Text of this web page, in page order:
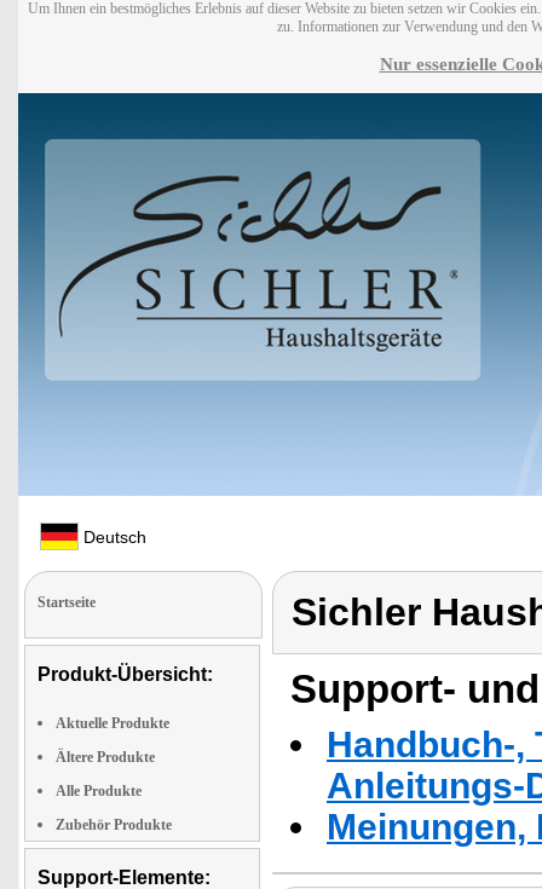
Um Ihnen ein bestmögliches Erlebnis auf dieser Website zu bieten setzen wir Cookies
zu. Informationen zur Verwendung und den
Nur essenzielle
Deutsch
Startseite
Produkt-Übersicht:
Aktuelle Produkte
Ältere Produkte
Alle Produkte
Zubehör Produkte
Support-Elemente:
Sichler
Support-
Handbuch-,
Anleitungs-